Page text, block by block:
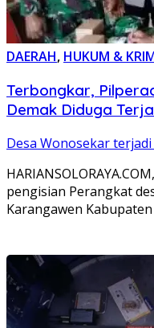
DAERAH, HUKUM &
Terbongkar,
Demak Diduga
Desa Wonosekar
pengisian Perangkat
Karangawen